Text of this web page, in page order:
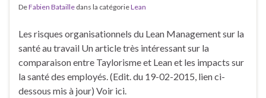
DeFabien Bataille dans la catégorieLean
Les risques organisationnels du Lean Management sur la
santé au travail Un article très intéressant sur la
comparaison entre Taylorisme et Lean et les impacts sur
la santé des employés. (Edit. du 19-02-2015, lien ci-
dessous mis à jour) Voir ici.